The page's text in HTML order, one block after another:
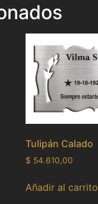
Tulipán Calado
$ 54.610,00
Añadir al carrito